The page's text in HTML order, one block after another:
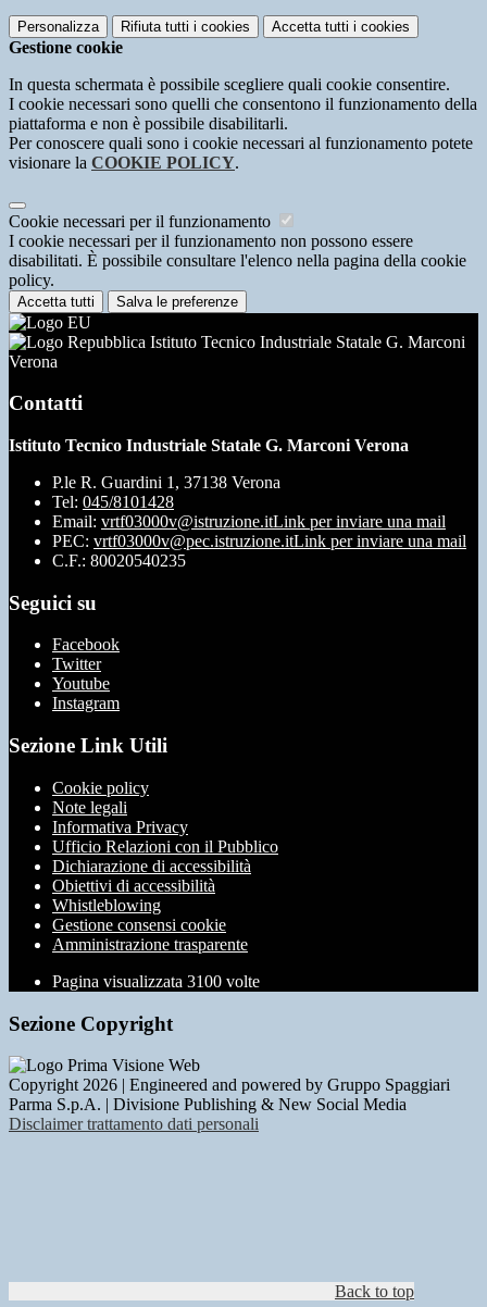
Personalizza Rifiuta tutti i cookies Accetta tutti i cookies
Gestione cookie
In questa schermata è possibile scegliere quali cookie consentire.
I cookie necessari sono quelli che consentono il funzionamento della
piattaforma e non è possibile disabilitarli.
Per conoscere quali sono i cookie necessari al funzionamento potete
visionare la COOKIE POLICY.
Cookie necessari per il funzionamento
I cookie necessari per il funzionamento non possono essere
disabilitati. È possibile consultare l'elenco nella pagina della cookie
policy.
Accetta tutti Salva le preferenze
Istituto Tecnico Industriale Statale G. Marconi
Verona
Contatti
Istituto Tecnico Industriale Statale G. Marconi Verona
P.le R. Guardini 1, 37138 Verona
Tel: 045/8101428
Email: vrtf03000v@istruzione.itLink per inviare una mail
PEC: vrtf03000v@pec.istruzione.itLink per inviare una mail
C.F.: 80020540235
Seguici su
Facebook
Twitter
Youtube
Instagram
Sezione Link Utili
Cookie policy
Note legali
Informativa Privacy
Ufficio Relazioni con il Pubblico
Dichiarazione di accessibilità
Obiettivi di accessibilità
Whistleblowing
Gestione consensi cookie
Amministrazione trasparente
Pagina visualizzata 3100 volte
Sezione Copyright
Copyright 2026 | Engineered and powered by Gruppo Spaggiari
Parma S.p.A. | Divisione Publishing & New Social Media
Disclaimer trattamento dati personali
Back to top